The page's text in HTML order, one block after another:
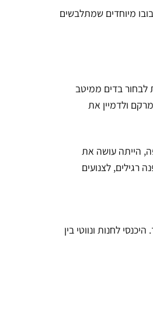
מיוחדים שמתלבשים
לבחור בדים ממיטב
ולדמיין את
הייתה עושה את
רגילים, לצנועים
לחנות ונווטי בין